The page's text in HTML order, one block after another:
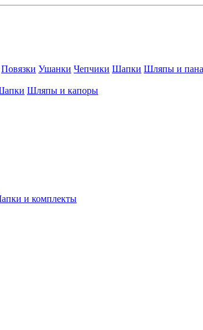
Повязки Ушанки Чепчики Шапки Шляпы и
Шляпы и капоры
и комплекты